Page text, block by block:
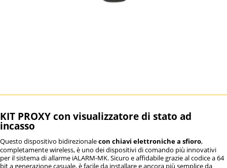
KIT PROXY con visualizzatore di stato ad
incasso
Questo dispositivo bidirezionalecon chiavi elettroniche a sfioro,
completamente wireless, è uno dei dispositivi di comando più innovativi
per il sistema di allarme iALARM-MK. Sicuro e affidabile grazie al codice a 64
bit a generazione casuale, è facile da installare e ancora più semplice da